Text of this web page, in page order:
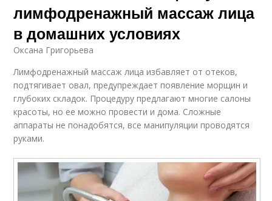
лимфодренажный массаж лица
в домашних условиях
Оксана Григорьева
Лимфодренажный массаж лица избавляет от отеков,
подтягивает овал, предупреждает появление морщин и
глубоких складок. Процедуру предлагают многие салоны
красоты, но ее можно провести и дома. Сложные
аппараты не понадобятся, все манипуляции проводятся
руками.